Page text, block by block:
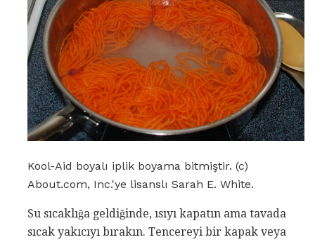
Kool-Aid boyalı iplik boyama bitmiştir. (c)
About.com, Inc.'ye lisanslı Sarah E. White.
Su sıcaklığa geldiğinde, ısıyı kapatın ama tavada
sıcak yakıcıyı bırakın. Tencereyi bir kapak veya